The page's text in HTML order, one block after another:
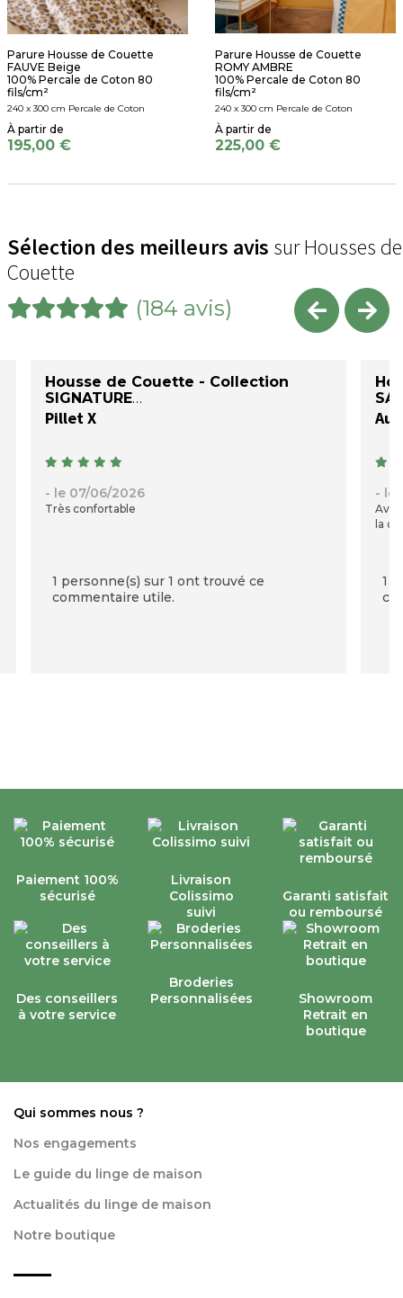
Parure Housse de Couette
FAUVE Beige
100% Percale de Coton 80
fils/cm²
240 x 300 cm Percale de Coton
195,00 €
Parure Housse de Couette
ROMY AMBRE
100% Percale de Coton 80
fils/cm²
240 x 300 cm Percale de Coton
225,00 €
Sélection des meilleurs avis sur Housses de
Couette
(184 avis)
Housse de Couette - Collection
SIGNATURE
Pillet X
- le 07/06/2026
Très confortable
1 personne(s) sur 1 ont trouvé ce
commentaire utile.
- le
la
1
Paiement 100%
sécurisé
Livraison
Colissimo
suivi
Garanti satisfait
ou remboursé
Des conseillers
à votre service
Broderies
Personnalisées
Showroom
Retrait en
boutique
Qui sommes nous ?
Nos engagements
Le guide du linge de maison
Actualités du linge de maison
Notre boutique